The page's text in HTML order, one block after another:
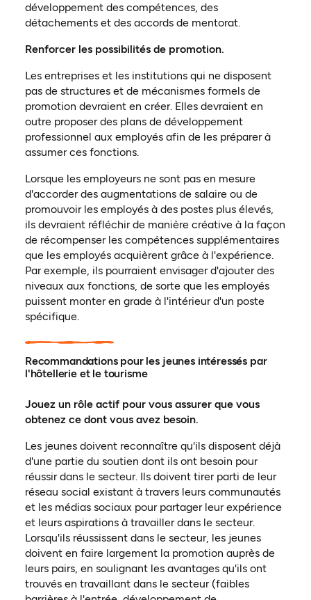
développement des compétences, des
détachements et des accords de mentorat.
Renforcer les possibilités de promotion.
Les entreprises et les institutions qui ne disposent
pas de structures et de mécanismes formels de
promotion devraient en créer. Elles devraient en
outre proposer des plans de développement
professionnel aux employés afin de les préparer à
assumer ces fonctions.
Lorsque les employeurs ne sont pas en mesure
d'accorder des augmentations de salaire ou de
promouvoir les employés à des postes plus élevés,
ils devraient réfléchir de manière créative à la façon
de récompenser les compétences supplémentaires
que les employés acquièrent grâce à l'expérience.
Par exemple, ils pourraient envisager d'ajouter des
niveaux aux fonctions, de sorte que les employés
puissent monter en grade à l'intérieur d'un poste
spécifique.
Recommandations pour les jeunes intéressés par
l'hôtellerie et le tourisme
Jouez un rôle actif pour vous assurer que vous
obtenez ce dont vous avez besoin.
Les jeunes doivent reconnaître qu'ils disposent déjà
d'une partie du soutien dont ils ont besoin pour
réussir dans le secteur. Ils doivent tirer parti de leur
réseau social existant à travers leurs communautés
et les médias sociaux pour partager leur expérience
et leurs aspirations à travailler dans le secteur.
Lorsqu'ils réussissent dans le secteur, les jeunes
doivent en faire largement la promotion auprès de
leurs pairs, en soulignant les avantages qu'ils ont
trouvés en travaillant dans le secteur (faibles